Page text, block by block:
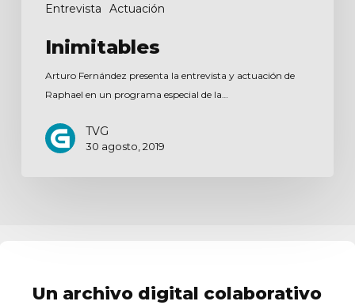
Entrevista Actuación
Inimitables
Arturo Fernández presenta la entrevista y actuación de
Raphael en un programa especial de la…
TVG
30 agosto, 2019
Un archivo digital colaborativo